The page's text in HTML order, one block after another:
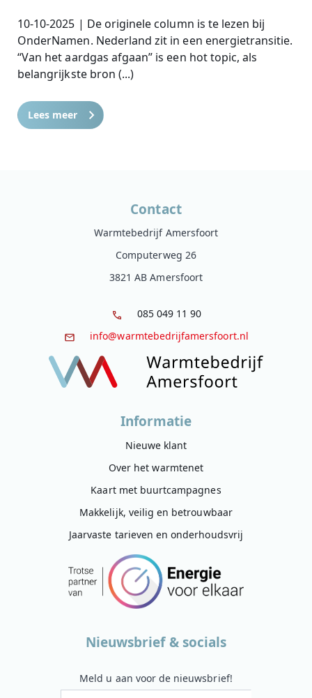
10-10-2025 | De originele column is te lezen bij
OnderNamen. Nederland zit in een energietransitie.
“Van het aardgas afgaan” is een hot topic, als
belangrijkste bron (...)
Lees meer
Contact
Warmtebedrijf Amersfoort
Computerweg 26
3821 AB Amersfoort
085 049 11 90
info@warmtebedrijfamersfoort.nl
Informatie
Nieuwe klant
Over het warmtenet
Kaart met buurtcampagnes
Makkelijk, veilig en betrouwbaar
Jaarvaste tarieven en onderhoudsvrij
Nieuwsbrief & socials
Meld u aan voor de nieuwsbrief!